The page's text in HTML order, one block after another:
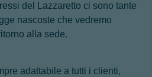
del Lazzaretto ci sono tante
nascoste che vedremo
alla sede.
adattabile a tutti i clienti,